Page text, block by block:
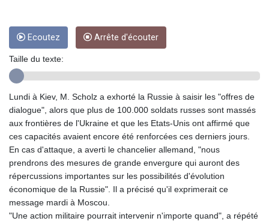
ERN 15
ETB 160.923669
EUR 0.86495
FJD 2.20855
FKP 0.740916
GBP 0.741235
GEL 2.610391
GGP 0.740916
GHS 11.700039
GMD 73.503851
Ecoutez Arrête d'écouter
Taille du texte:
Lundi à Kiev, M. Scholz a exhorté la Russie à saisir les "offres de
dialogue", alors que plus de 100.000 soldats russes sont massés
aux frontières de l'Ukraine et que les Etats-Unis ont affirmé que
ces capacités avaient encore été renforcées ces derniers jours.
En cas d'attaque, a averti le chancelier allemand, "nous
prendrons des mesures de grande envergure qui auront des
répercussions importantes sur les possibilités d'évolution
économique de la Russie". Il a précisé qu'il exprimerait ce
message mardi à Moscou.
"Une action militaire pourrait intervenir n'importe quand", a répété